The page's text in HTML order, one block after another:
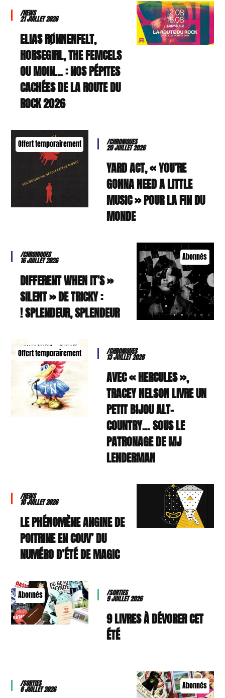
/NEWS
21 JUILLET 2026
ELIAS RØNNENFELT,
HORSEGIRL, THE FEMCELS
OU MOIN… : NOS PÉPITES
CACHÉES DE LA ROUTE DU
ROCK 2026
Offert temporairement /CHRONIQUES
20 JUILLET 2026
YARD ACT, « YOU’RE
GONNA NEED A LITTLE
MUSIC » POUR LA FIN DU
MONDE
Abonnés
/CHRONIQUES
16 JUILLET 2026
« DIFFERENT WHEN IT’S
SILENT » DE TRICKY :
SPLENDEUR, SPLENDEUR !
Offert temporairement /CHRONIQUES
13 JUILLET 2026
AVEC « HERCULES »,
TRACEY NELSON LIVRE UN
PETIT BIJOU ALT-
COUNTRY… SOUS LE
PATRONAGE DE MJ
LENDERMAN
/NEWS
10 JUILLET 2026
LE PHÉNOMÈNE ANGINE DE
POITRINE EN COUV’ DU
NUMÉRO D’ÉTÉ DE MAGIC
Abonnés /SORTIES
9 JUILLET 2026
9 LIVRES À DÉVORER CET
ÉTÉ
Abonnés
/SORTIES
8 JUILLET 2026